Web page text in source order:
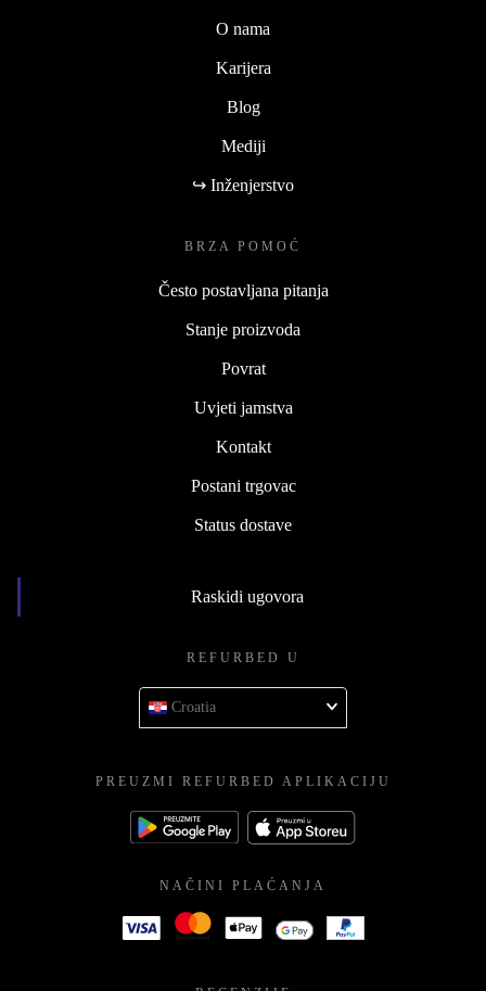
O nama
Karijera
Blog
Mediji
↪ Inženjerstvo
BRZA POMOĆ
Često postavljana pitanja
Stanje proizvoda
Povrat
Uvjeti jamstva
Kontakt
Postani trgovac
Status dostave
Raskidi ugovora
REFURBED U
Croatia
PREUZMI REFURBED APLIKACIJU
NAČINI PLAĆANJA